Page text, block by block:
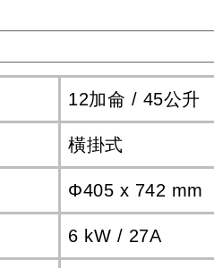
12加侖 / 45公升
橫掛式
Φ405 x 742 mm
6 kW / 27A